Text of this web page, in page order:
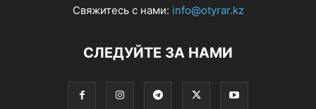
Свяжитесь с нами: info@otyrar.kz
СЛЕДУЙТЕ ЗА НАМИ